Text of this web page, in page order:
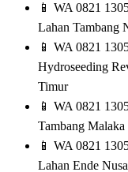
📱 WA 0821
Lahan Tambang
📱 WA 0821
Hydroseeding
Timur
📱 WA 0821
Tambang
📱 WA 0821
Lahan Ende